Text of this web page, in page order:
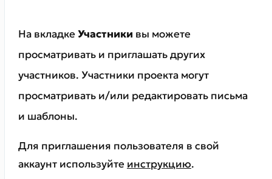
На вкладкеУчастники вы можете
просматривать и приглашать других
участников. Участники проекта могут
просматривать и/или редактировать письма
и шаблоны.
Для приглашения пользователя в свой
аккаунт используйте инструкцию.